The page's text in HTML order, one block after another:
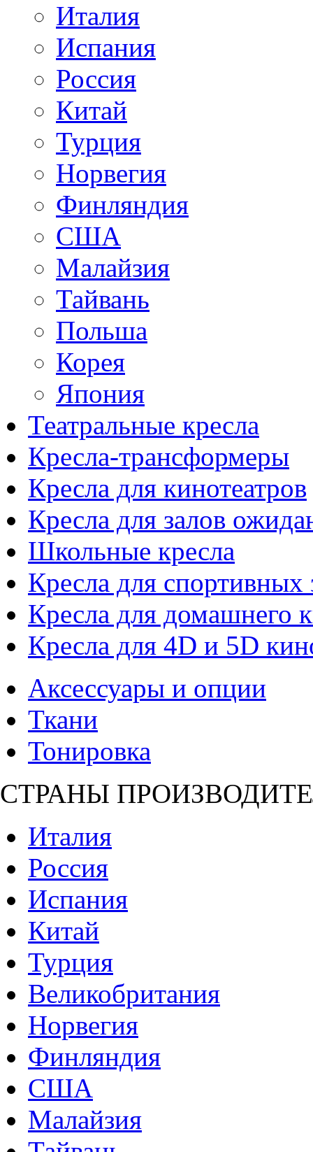
Италия
Испания
Россия
Китай
Турция
Норвегия
Финляндия
США
Малайзия
Тайвань
Польша
Корея
Япония
Театральные кресла
Кресла-трансформеры
Кресла для кинотеатров
Кресла для залов
Школьные кресла
Кресла для спортивных
Кресла для домашнего
Кресла для 4D и 5D
Аксессуары и опции
Ткани
Тонировка
СТРАНЫ
Италия
Россия
Испания
Китай
Турция
Великобритания
Норвегия
Финляндия
США
Малайзия